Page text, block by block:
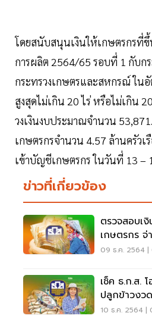
โดยสนับสนุนเงินให้เกษตรกรที่
การผลิต 2564/65 รอบที่ 1 กับกร
กระทรวงเกษตรและสหกรณ์ ใน
สูงสุดไม่เกิน 20 ไร่ หรือไม่เกิน
วงเงินงบประมาณจำนวน
เกษตรกรจำนวน 4.57 ล้านครัวเ
เข้าบัญชีเกษตรกร ในวันที่ 13 –
ข่าวที่เกี่ยวข้อง
ตรวจสอบเ
เกษตรกร จ่
ราคาข้าว" ง
09 ธ.ค. 2564 |
เช็ค ธ.ก.ส.
ปลูกข้าวงวดใหม่ ตรวจสอ
ที่นี่
10 ธ.ค. 2564 |